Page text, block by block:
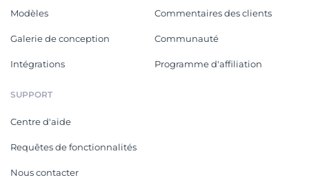
Modèles
Galerie de conception
Intégrations
Commentaires des clients
Communauté
Programme d'affiliation
SUPPORT
Centre d'aide
Requêtes de fonctionnalités
Nous contacter